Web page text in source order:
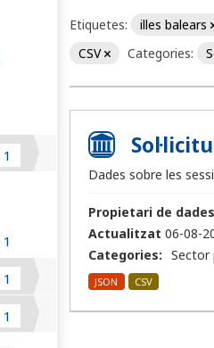
1
1
1
1
Etiquetes: illes balears
CSV
Categories:
Dades sobre les
Propietari de
Actualitzat 06-08-
Categories: Sector
JSON CSV